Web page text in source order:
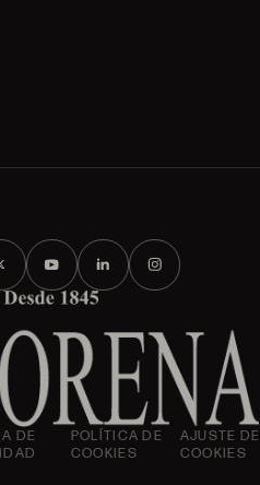
DE
POLÍTICA DE
COOKIES
AJUSTE DE
COOKIES